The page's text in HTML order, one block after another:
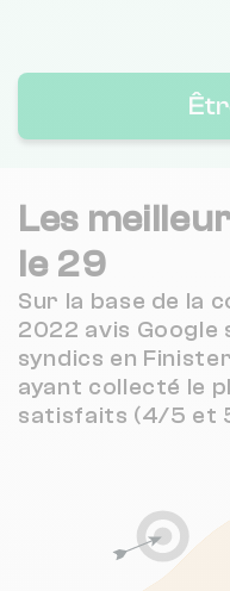
Les
le 29
Sur la base de la
2022 avis Google
syndics en
ayant collecté le
satisfaits (4/5 et